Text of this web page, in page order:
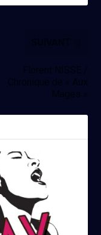
Florent NISSE /
Chronique de « Aux
Mages »